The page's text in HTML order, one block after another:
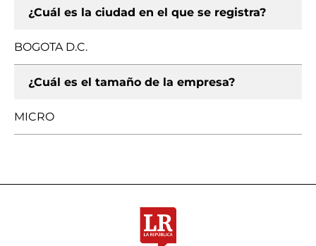
¿Cuál es la ciudad en el que se registra?
BOGOTA D.C.
¿Cuál es el tamaño de la empresa?
MICRO